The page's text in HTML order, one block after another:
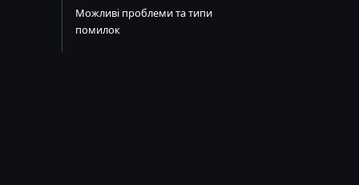
Можливі проблеми та типи
помилок